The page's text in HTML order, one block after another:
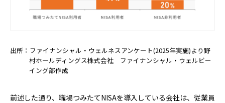
出所：ファイナンシャル・ウェルネスアンケート(2025年実施)より野
村ホールディングス株式会社 ファイナンシャル・ウェルビー
イング部作成
前述した通り、職場つみたてNISAを導入している会社は、従業員